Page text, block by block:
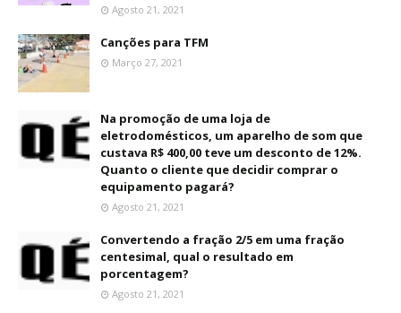
Agosto 21, 2021
Canções para TFM
Março 27, 2021
Na promoção de uma loja de
eletrodomésticos, um aparelho de som que
custava R$ 400,00 teve um desconto de 12%.
Quanto o cliente que decidir comprar o
equipamento pagará?
Agosto 21, 2021
Convertendo a fração 2/5 em uma fração
centesimal, qual o resultado em
porcentagem?
Agosto 21, 2021